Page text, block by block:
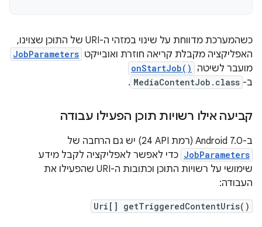
כשהמערכת מדווחת על שינוי במזהי ה-URI של התוכן שצוינו,
האפליקציה מקבלת קריאה חוזרת ואובייקט JobParameters
מועבר לשיטה onStartJob()
ב- MediaContentJob.class
.
קביעה אילו רשויות תוכן הפעילו עבודה
ב-Android 7.0 (רמת API‏ 24) יש גם הרחבה של
JobParameters כדי לאפשר לאפליקציה לקבל מידע
שימושי על רשויות התוכן וכתובות ה-URI שהפעילו את
העבודה:
Uri[] getTriggeredContentUris()